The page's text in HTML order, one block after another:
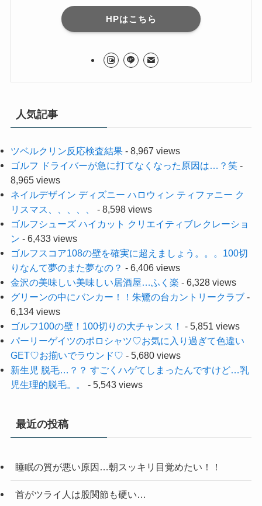
HPはこちら
人気記事
ツベルクリン反応検査結果- 8,967 views
ゴルフ ドライバーが急に打てなくなった原因は…？笑-
8,965 views
ネイルデザイン ディズニー ハロウィン ティファニー ク
リスマス、、、、、
- 8,598 views
ゴルフシューズ ハイカット クリエイティブレクレーショ
ン - 6,433 views
ゴルフスコア108の壁を確実に超えましょう。。。100切
りなんて夢のまた夢なの？ - 6,406 views
金沢の美味しい美味しい居酒屋…ふく楽 - 6,328 views
グリーンの中にバンカー！！朱鷺の台カントリークラブ-
6,134 views
ゴルフ100の壁！100切りの大チャンス！
- 5,851 views
パーリーゲイツのポロシャツ♡お気に入り過ぎて色違い
GET♡お揃いでラウンド♡ - 5,680 views
新生児 脱毛…？？ すごくハゲてしまったんですけど…乳
児生理的脱毛。。
- 5,543 views
最近の投稿
睡眠の質が悪い原因…朝スッキリ目覚めたい！！
首がツライ人は股関節も硬い…